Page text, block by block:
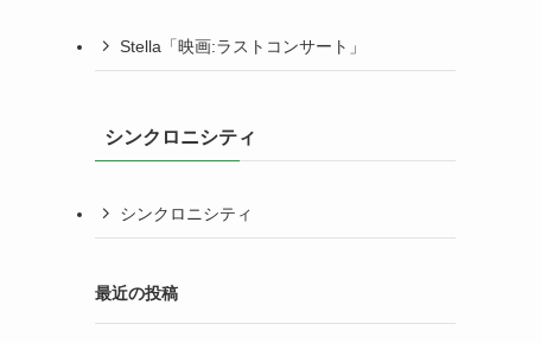
Stella「映画:ラストコンサート」
シンクロニシティ
シンクロニシティ
最近の投稿